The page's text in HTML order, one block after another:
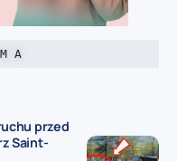
A
przed
Saint-